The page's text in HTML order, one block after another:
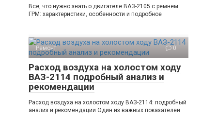
Все, что нужно знать о двигателе ВАЗ-2105 с ремнем
ГРМ: характеристики, особенности и подробное
Ремонт 0
Расход воздуха на холостом ходу
ВАЗ-2114 подробный анализ и
рекомендации
Расход воздуха на холостом ходу ВАЗ-2114: подробный
анализ и рекомендации Один из важных показателей